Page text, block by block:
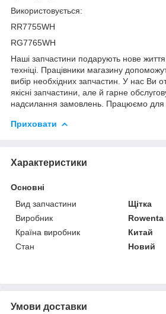
Використовується:
RR7755WH
RG7765WH
Наші запчастини подарують нове
техніці. Працівники магазину
вибір необхідних запчастин. У нас Ви
якісні запчастини, але й гарне
надсилання замовлень. Працюємо для
Приховати
Характеристики
Основні
Вид запчастини
Щітка
Виробник
Rowenta
Країна виробник
Китай
Стан
Новий
Умови доставки